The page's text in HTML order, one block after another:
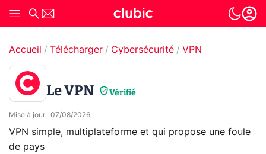
Accueil Télécharger Cybersécurité VPN
Le VPN Vérifié
Mise à jour : 07/08/2026
VPN simple, multiplateforme et qui propose une foule
de pays